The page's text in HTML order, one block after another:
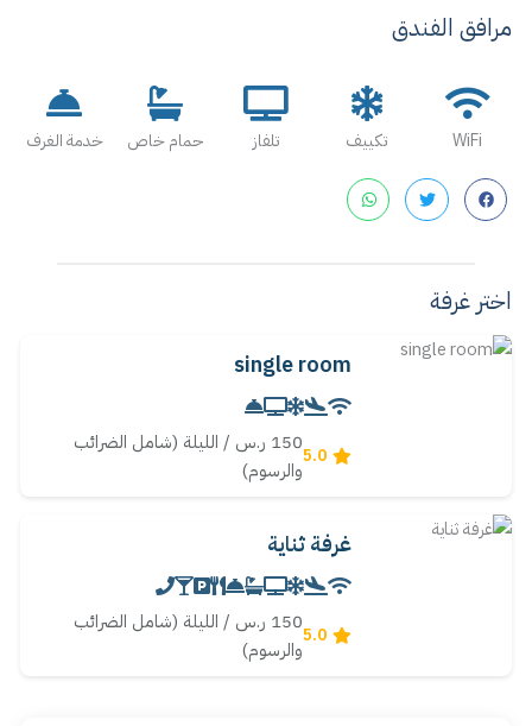
مرافق الفندق
WiFi تكييف تلفاز حمام خاص خدمة الغرف
اختر غرفة
single room
5.0
150 ر.س / الليلة (شامل الضرائب
والرسوم)
غرفة ثناية
5.0
150 ر.س / الليلة (شامل الضرائب
والرسوم)